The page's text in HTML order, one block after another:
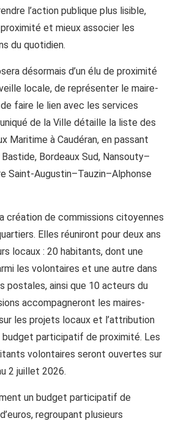
l’action publique plus lisible,
et mieux associer les
du quotidien.
désormais d’un élu de proximité
locale, de représenter le maire-
faire le lien avec les services
de la Ville détaille la liste des
Maritime à Caudéran, en passant
Bordeaux Sud, Nansouty–
Saint-Augustin–Tauzin–Alphonse
création de commissions citoyennes
Elles réuniront pour deux ans
locaux : 20 habitants, dont une
les volontaires et une autre dans
postales, ainsi que 10 acteurs du
accompagneront les maires-
les projets locaux et l’attribution
budget participatif de proximité. Les
volontaires seront ouvertes sur
2 juillet 2026.
un budget participatif de
regroupant plusieurs